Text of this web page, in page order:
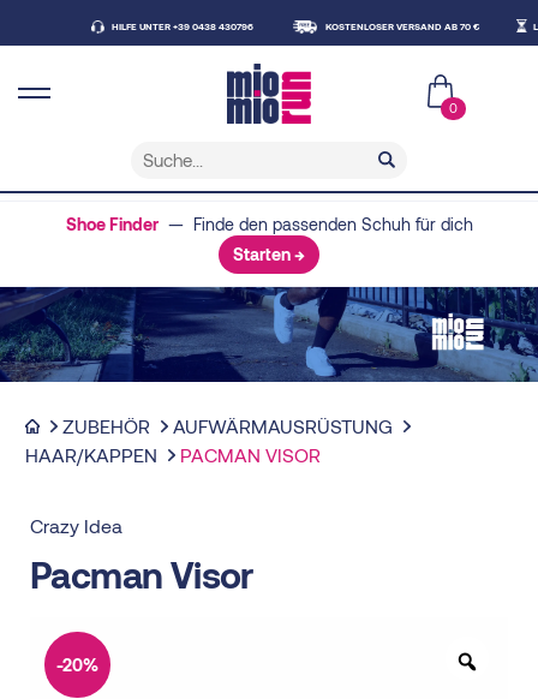
HILFE UNTER +39 0438 430796 KOSTENLOSER VERSAND AB 70 €
0
Shoe Finder— Finde den passenden Schuh für dich
Starten →
ZUBEHÖR
AUFWÄRMAUSRÜSTUNG
HAAR/KAPPEN
PACMAN VISOR
Crazy Idea
Pacman Visor
-20%